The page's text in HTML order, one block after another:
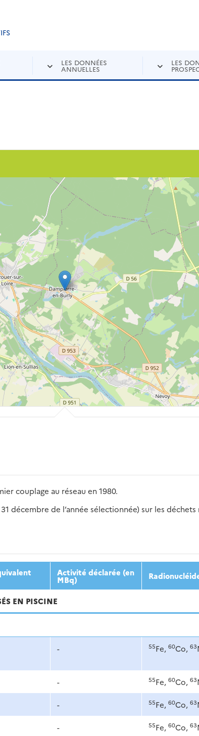
LES DONNÉES
ANNUELLES
LES
couplage au réseau en 1980.
décembre de l’année sélectionnée) sur les
2018 2019 2020
Activité déclarée (en
MBq)
EN PISCINE
- 55Fe, 60Co, 63
- 55Fe, 60Co, 63
- 55Fe, 60Co, 63
- 55Fe, 60Co, 63